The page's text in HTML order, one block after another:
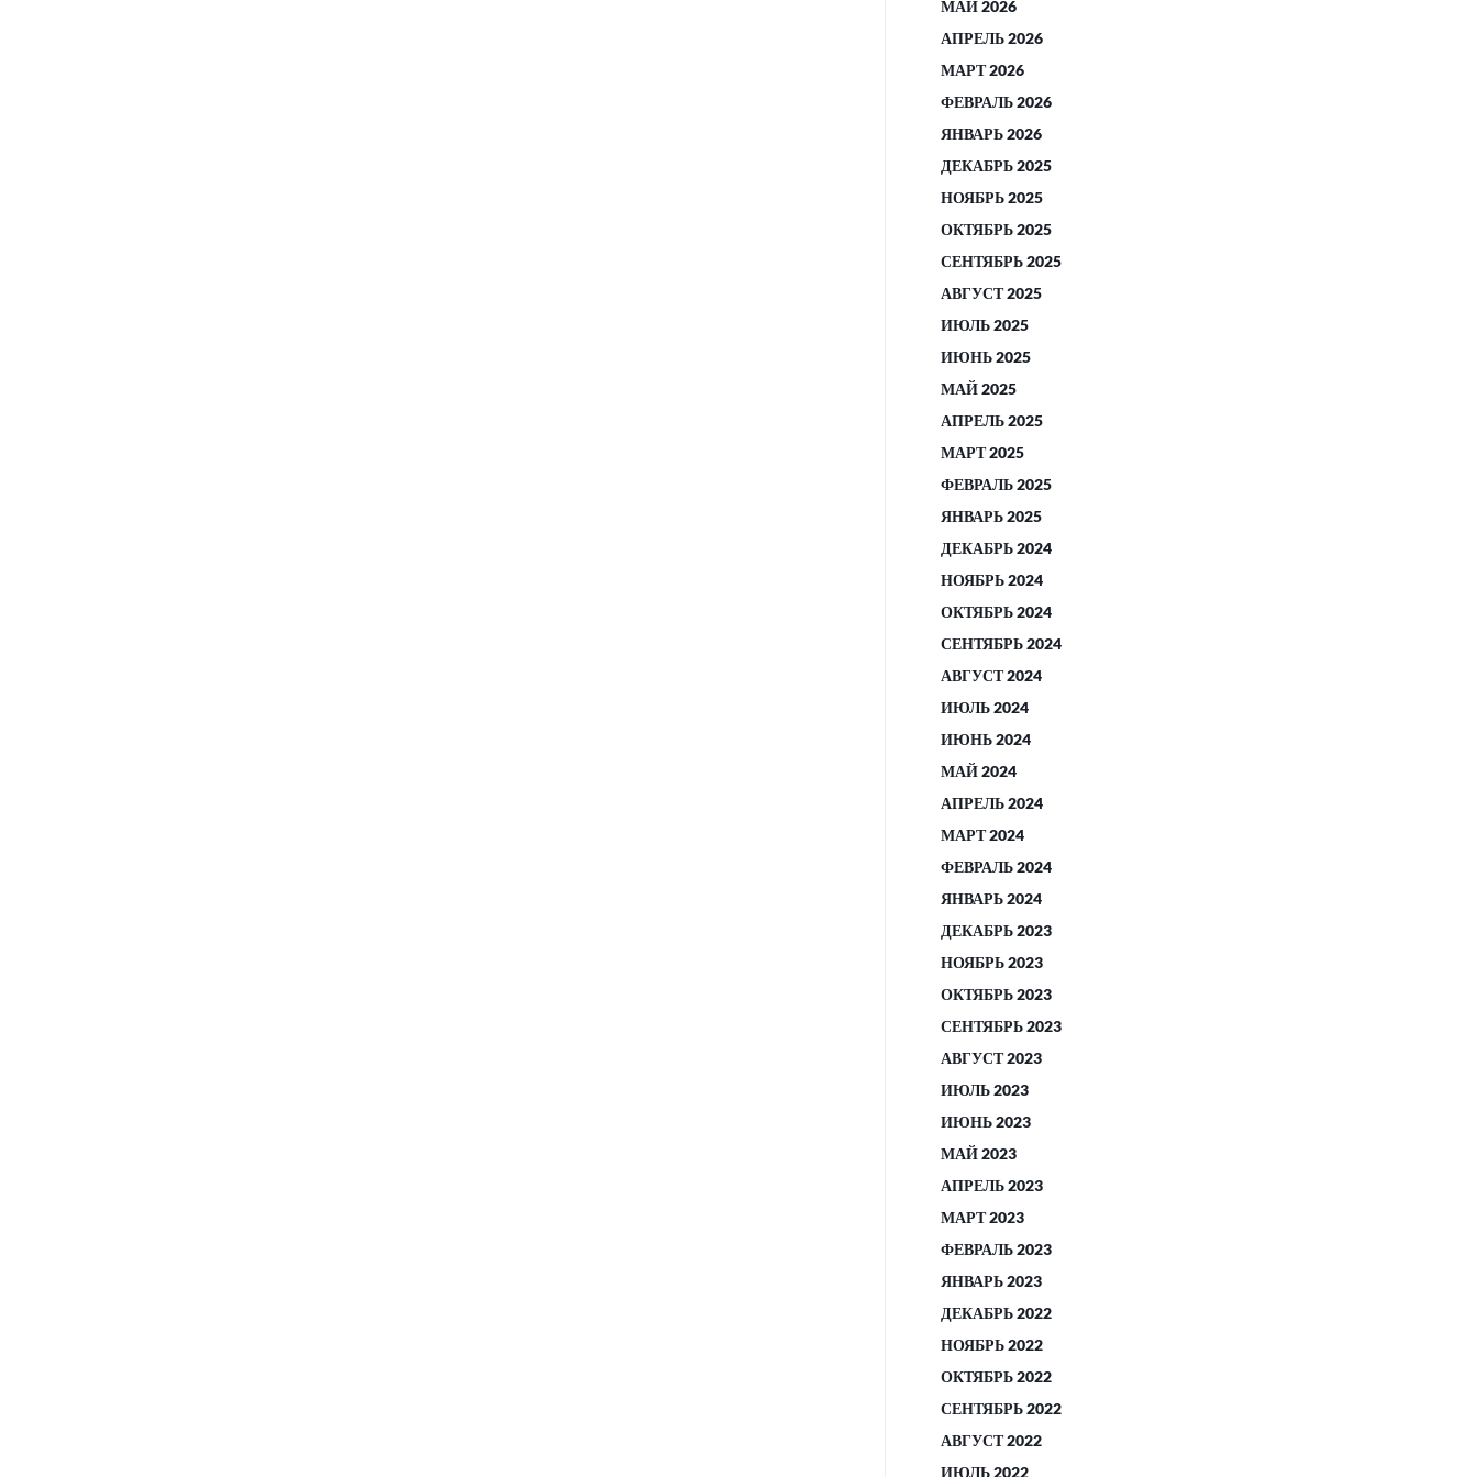
МАЙ 2026
АПРЕЛЬ 2026
МАРТ 2026
ФЕВРАЛЬ 2026
ЯНВАРЬ 2026
ДЕКАБРЬ 2025
НОЯБРЬ 2025
ОКТЯБРЬ 2025
СЕНТЯБРЬ 2025
АВГУСТ 2025
ИЮЛЬ 2025
ИЮНЬ 2025
МАЙ 2025
АПРЕЛЬ 2025
МАРТ 2025
ФЕВРАЛЬ 2025
ЯНВАРЬ 2025
ДЕКАБРЬ 2024
НОЯБРЬ 2024
ОКТЯБРЬ 2024
СЕНТЯБРЬ 2024
АВГУСТ 2024
ИЮЛЬ 2024
ИЮНЬ 2024
МАЙ 2024
АПРЕЛЬ 2024
МАРТ 2024
ФЕВРАЛЬ 2024
ЯНВАРЬ 2024
ДЕКАБРЬ 2023
НОЯБРЬ 2023
ОКТЯБРЬ 2023
СЕНТЯБРЬ 2023
АВГУСТ 2023
ИЮЛЬ 2023
ИЮНЬ 2023
МАЙ 2023
АПРЕЛЬ 2023
МАРТ 2023
ФЕВРАЛЬ 2023
ЯНВАРЬ 2023
ДЕКАБРЬ 2022
НОЯБРЬ 2022
ОКТЯБРЬ 2022
СЕНТЯБРЬ 2022
АВГУСТ 2022
ИЮЛЬ 2022